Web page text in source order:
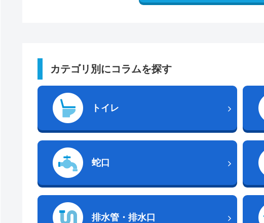
カテゴリ別にコラムを探す
トイレ
蛇口
排水管・排水口